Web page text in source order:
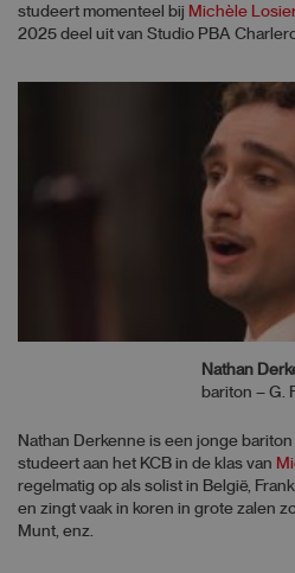
studeert momenteel bij Michèle
2025 deel uit van Studio PBA
Nathan
bariton – G.
Nathan Derkenne is een jonge
studeert aan het KCB in de klas van
regelmatig op als solist in België,
en zingt vaak in koren in grote zalen
Munt, enz.